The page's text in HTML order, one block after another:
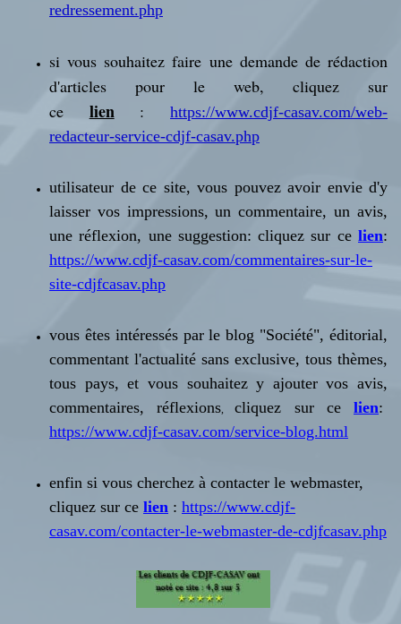
redressement.php
si vous souhaitez faire une demande de rédaction
d'articles pour le web, cliquez sur
ce lien:
https://www.cdjf-casav.com/web-
redacteur-service-cdjf-casav.php
utilisateur de ce site, vous pouvez avoir envie d'y
laisser vos impressions, un commentaire, un avis,
une réflexion, une suggestion: cliquez sur ce lien:
https://www.cdjf-casav.com/commentaires-sur-le-
site-cdjfcasav.php
vous êtes intéressés par le blog "Société", éditorial,
commentant l'actualité sans exclusive, tous thèmes,
tous pays, et vous souhaitezy ajouter vos avis,
commentaires, réflexions,cliquez sur celien:
https://www.cdjf-casav.com/service-blog.html
enfin si vous cherchez à contacter le webmaster,
cliquez sur ce lien : https://www.cdjf-
casav.com/contacter-le-webmaster-de-cdjfcasav.php